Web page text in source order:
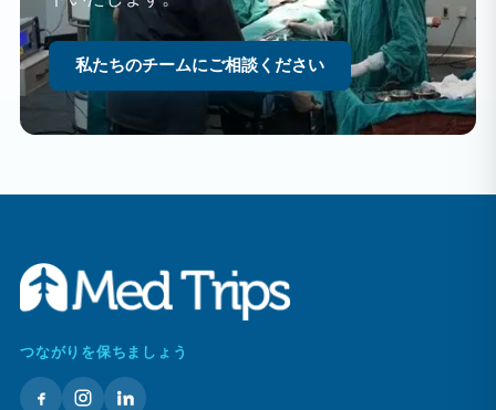
私たちのチームにご相談ください
つながりを保ちましょう